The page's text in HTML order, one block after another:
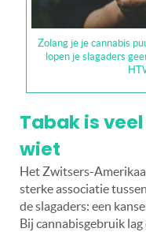
Zolang je je cannabis
lopen je slagaders
Tabak is
wiet
Het Zwitsers-
sterke associatie
de slagaders: een
Bij cannabisgebruik